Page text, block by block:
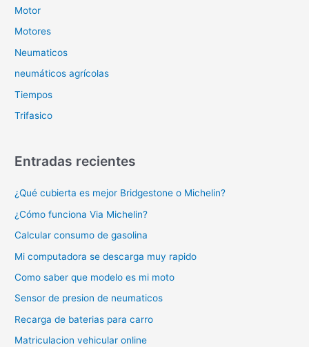
Motor
Motores
Neumaticos
neumáticos agrícolas
Tiempos
Trifasico
Entradas recientes
¿Qué cubierta es mejor Bridgestone o Michelin?
¿Cómo funciona Via Michelin?
Calcular consumo de gasolina
Mi computadora se descarga muy rapido
Como saber que modelo es mi moto
Sensor de presion de neumaticos
Recarga de baterias para carro
Matriculacion vehicular online